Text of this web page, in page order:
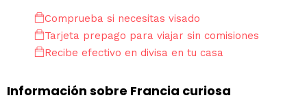
Comprueba si necesitas visado
Tarjeta prepago para viajar sin comisiones
Recibe efectivo en divisa en tu casa
Información sobre Francia curiosa